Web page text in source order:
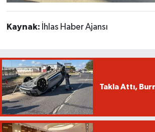
Kaynak: İhlas Haber Ajansı
Takla Attı,